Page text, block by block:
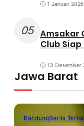
1 Januari 2026
05 Amsakar
Club
13 Desember
Jawa Barat
BandungBerita